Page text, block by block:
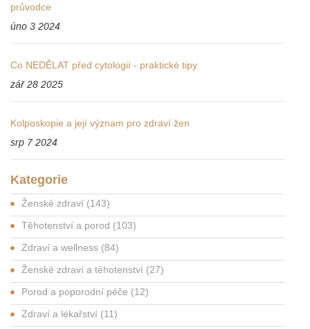
průvodce
úno 3 2024
Co NEDĚLAT před cytologií - praktické tipy
zář 28 2025
Kolposkopie a její význam pro zdraví žen
srp 7 2024
Kategorie
Ženské zdraví (143)
Těhotenství a porod (103)
Zdraví a wellness (84)
Ženské zdraví a těhotenství (27)
Porod a poporodní péče (12)
Zdraví a lékařství (11)